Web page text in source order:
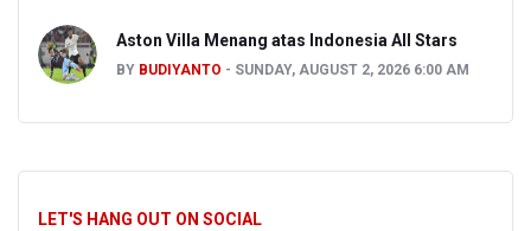
Aston Villa Menang atas Indonesia All Stars
BY BUDIYANTO SUNDAY, AUGUST 2, 2026 6:00 AM
LET'S HANG OUT ON SOCIAL